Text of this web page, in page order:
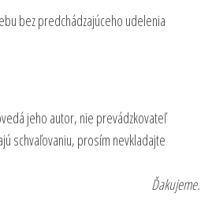
bez predchádzajúceho udelenia
jeho autor, nie prevádzkovateľ
schvaľovaniu, prosím nevkladajte
Ďakujeme.